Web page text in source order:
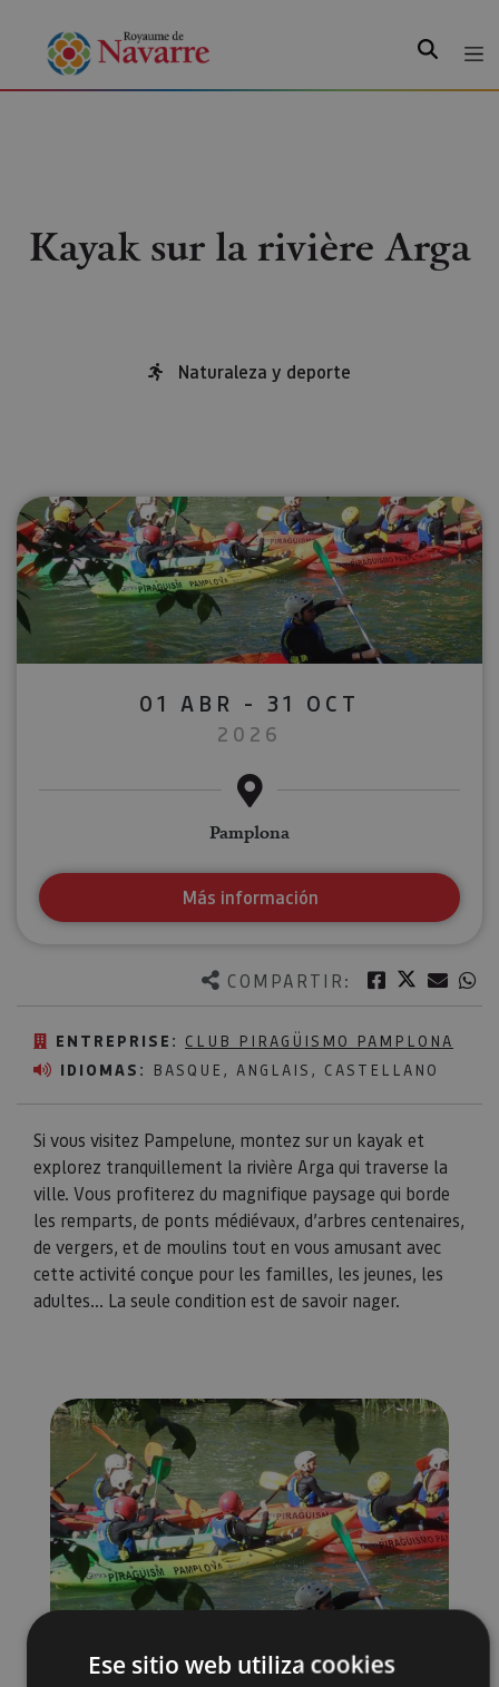
Kayak sur la rivière Arga
Naturaleza y deporte
COMPARTIR: Facebook
Twitter
ENTREPRISE: CLUB PIRAGÜISMO PAMPLONA
IDIOMAS: BASQUE, ANGLAIS, CASTELLANO
Si vous visitez Pampelune, montez sur un kayak et
explorez tranquillement la rivière Arga qui traverse la
ville. Vous profiterez du magnifique paysage qui borde
les remparts, de ponts médiévaux, d’arbres centenaires,
de vergers, et de moulins tout en vous amusant avec
cette activité conçue pour les familles, les jeunes, les
adultes... La seule condition est de savoir nager.
01 ABR - 31 OCT
2026
Pamplona
Más información
Ese sitio web utiliza cookies